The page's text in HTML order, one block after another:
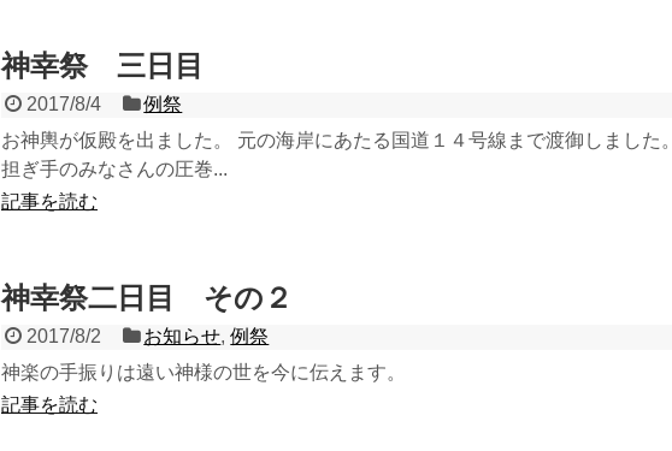
神幸祭 三日目
2017/8/4
例祭
お神輿が仮殿を出ました。 元の海岸にあたる国道１４号線まで渡御しました。
担ぎ手のみなさんの圧巻...
記事を読む
神幸祭二日目 その２
2017/8/2 お知らせ,例祭
神楽の手振りは遠い神様の世を今に伝えます。
記事を読む